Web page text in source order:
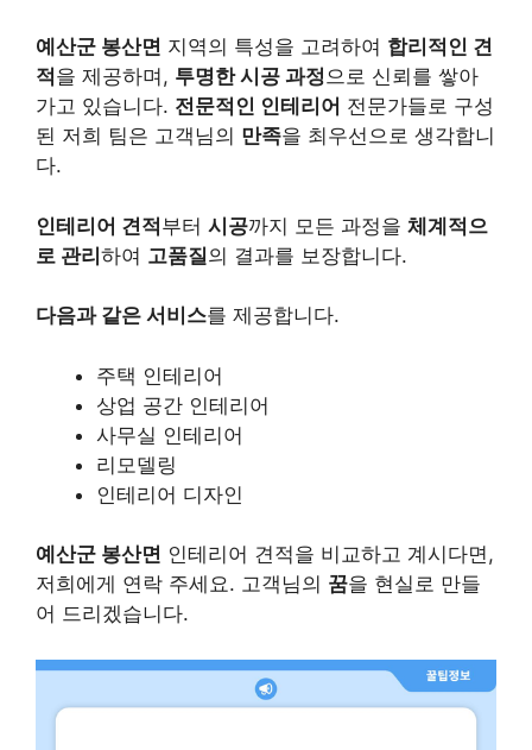
예산군 봉산면 지역의 특성을 고려하여 합리적인 견
적 을 제공하며, 투명한 시공 과정으로 신뢰를 쌓아
가고 있습니다. 전문적인 인테리어 전문가들로 구성
된 저희 팀은 고객님의 만족을 최우선으로 생각합니
다.
인테리어 견적부터 시공까지 모든 과정을 체계적으
로 관리하여 고품질의 결과를 보장합니다.
다음과 같은 서비스를 제공합니다.
주택 인테리어
상업 공간 인테리어
사무실 인테리어
리모델링
인테리어 디자인
예산군 봉산면 인테리어 견적을 비교하고 계시다면,
저희에게 연락 주세요. 고객님의 꿈을 현실로 만들
어 드리겠습니다.